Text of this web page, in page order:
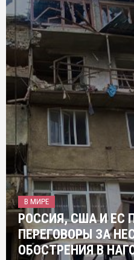
В МИРЕ
РОССИЯ, США И ЕС
ПЕРЕГОВОРЫ ЗА
ОБОСТРЕНИЯ В